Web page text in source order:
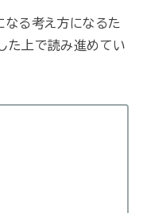
なる考え方になるた
た上で読み進めてい